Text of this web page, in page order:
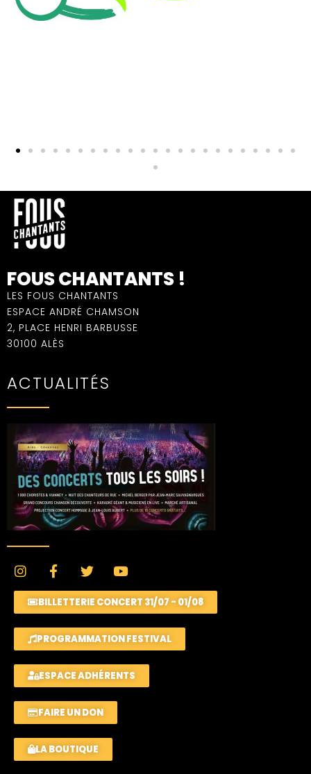
FOUS CHANTANTS !
LES FOUS CHANTANTS
ESPACE ANDRÉ CHAMSON
2, PLACE HENRI BARBUSSE
30100 ALÈS
ACTUALITÉS
BILLETTERIE CONCERT 31/07 - 01/08
PROGRAMMATION FESTIVAL
ESPACE ADHÉRENTS
FAIRE UN DON
LA BOUTIQUE